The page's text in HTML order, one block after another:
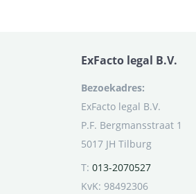
ExFacto legal B.V.
Bezoekadres:
ExFacto legal B.V.
P.F. Bergmansstraat 1
5017 JH Tilburg
T: 013-2070527
KvK: 98492306